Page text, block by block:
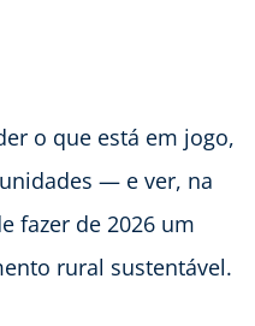
o que está em jogo,
— e ver, na
fazer de 2026 um
rural sustentável.